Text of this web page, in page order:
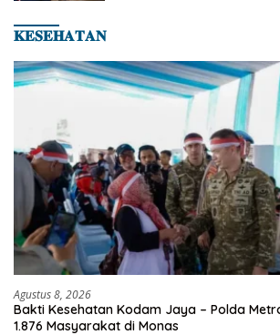
𝐊𝐄𝐒𝐄𝐇𝐀𝐓𝐀𝐍
Agustus 8, 2026
Bakti Kesehatan Kodam Jaya – Polda
1.876 Masyarakat di Monas